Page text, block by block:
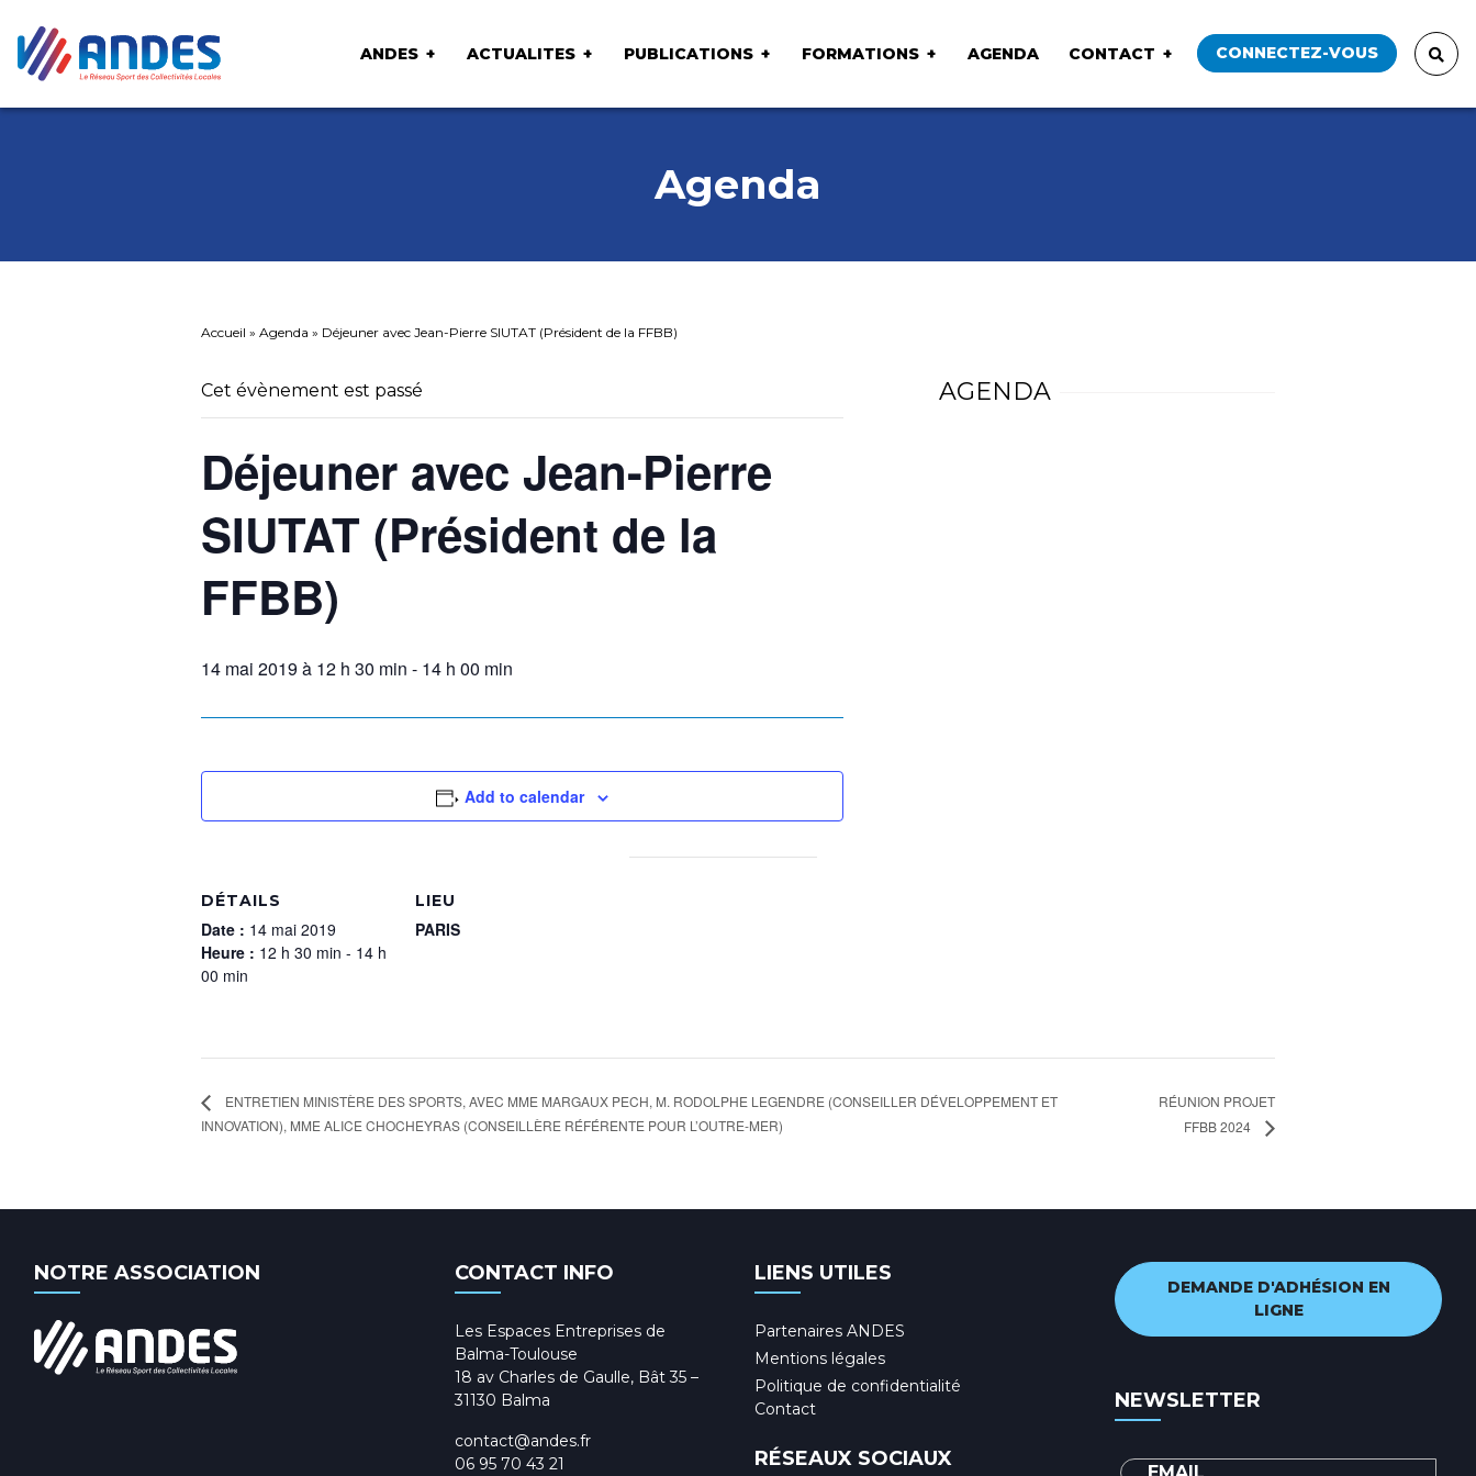
ANDES ACTUALITES PUBLICATIONS FORMATIONS AGENDA CONTACT CONNECTEZ-VOUS
Agenda
Accueil » Agenda » Déjeuner avec Jean-Pierre SIUTAT (Président de la FFBB)
Cet évènement est passé
Déjeuner avec Jean-Pierre
SIUTAT (Président de la
FFBB)
14 mai 2019 à 12 h 30 min - 14 h 00 min
Add to calendar
DÉTAILS
Date : 14 mai 2019
Heure : 12 h 30 min - 14 h
00 min
LIEU
PARIS
AGENDA
ENTRETIEN MINISTÈRE DES SPORTS, AVEC MME MARGAUX PECH, M. RODOLPHE LEGENDRE (CONSEILLER DÉVELOPPEMENT ET
INNOVATION), MME ALICE CHOCHEYRAS (CONSEILLÈRE RÉFÉRENTE POUR L’OUTRE-MER)
RÉUNION PROJET
FFBB 2024
NOTRE ASSOCIATION CONTACT INFO
Les Espaces Entreprises de
Balma-Toulouse
18 av Charles de Gaulle, Bât 35 –
31130 Balma
contact@andes.fr
06 95 70 43 21
LIENS UTILES
Partenaires ANDES
Mentions légales
Politique de confidentialité
Contact
RÉSEAUX SOCIAUX
DEMANDE D'ADHÉSION EN
LIGNE
NEWSLETTER